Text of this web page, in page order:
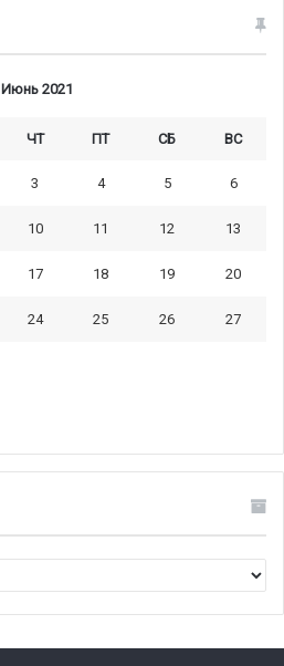
Июнь 2021
ЧТ ПТ СБ ВС
3 4 5 6
10 11 12 13
17 18 19 20
24 25 26 27